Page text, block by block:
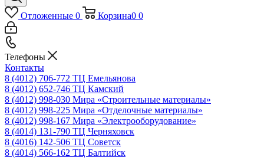
Отложенные 0 Корзина0 0
Телефоны
Контакты
8 (4012) 706-772 ТЦ Емельянова
8 (4012) 652-746 ТЦ Камский
8 (4012) 998-030 Мира «Строительные материалы»
8 (4012) 998-225 Мира «Отделочные материалы»
8 (4012) 998-167 Мира «Электрооборудование»
8 (4014) 131-790 ТЦ Черняховск
8 (4016) 142-506 ТЦ Советск
8 (4014) 566-162 ТЦ Балтийск